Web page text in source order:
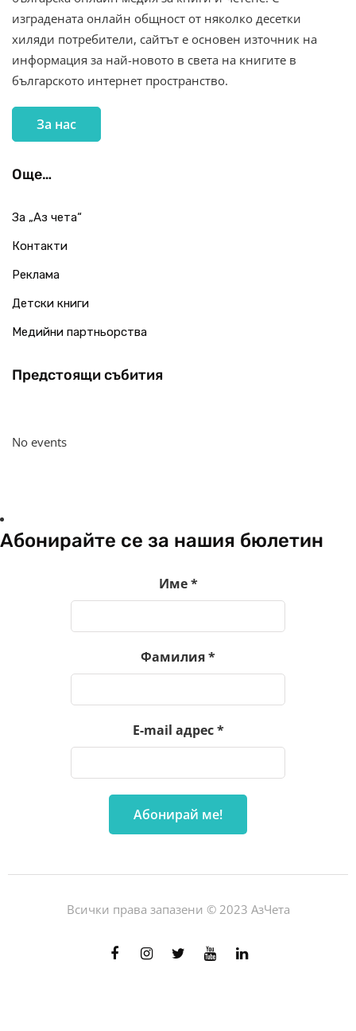
изградената онлайн общност от няколко десетки
хиляди потребители, сайтът е основен източник на
информация за най-новото в света на книгите в
българското интернет пространство.
За нас
Още…
За „Аз чета“
Контакти
Реклама
Детски книги
Медийни партньорства
Предстоящи събития
No events
Абонирайте се за нашия бюлетин
Име*
Фамилия*
E-mail адрес*
Всички права запазени © 2023 АзЧета